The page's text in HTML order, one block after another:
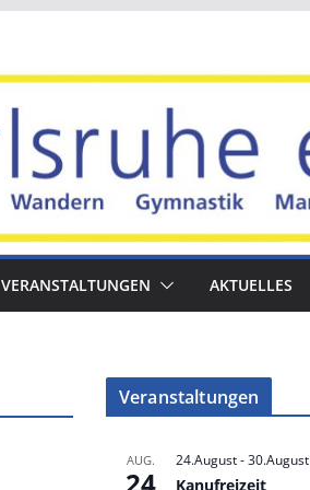
VERANSTALTUNGEN AKTUELLES
Veranstaltungen
AUG. 24.August-30.August
Kanufreizeit